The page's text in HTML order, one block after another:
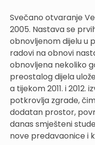
Svečano otvaranje
2005. Nastava se
obnovljenom dijelu u
radovi na obnovi
obnovljena nekoliko
preostalog dijela
a tijekom 2011. i
potkrovlja zgrade,
dodatan prostor,
danas smješteni
nove predavaonice i